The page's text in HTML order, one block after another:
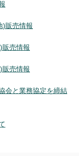
)販売情報
販売情報
販売情報
会と業務協定を締結